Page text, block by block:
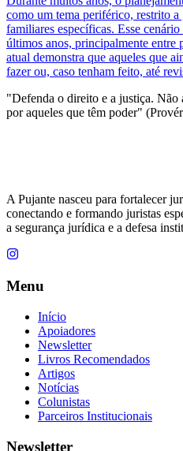
como um tema periférico, restrito a
familiares específicas. Esse
últimos anos, principalmente entre
atual demonstra que aqueles que
fazer ou, caso tenham feito, até
"Defenda o direito e a justiça. Não
por aqueles que têm poder"
A Pujante nasceu para fortalecer
conectando e formando juristas
a segurança jurídica e a defesa
Menu
Início
Apoiadores
Newsletter
Livros Recomendados
Artigos
Notícias
Colunistas
Parceiros Institucionais
Newsletter